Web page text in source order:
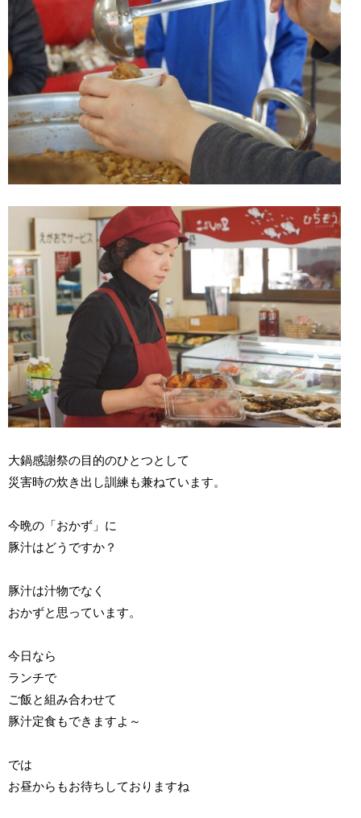
大鍋感謝祭の目的のひとつとして
災害時の炊き出し訓練も兼ねています。
今晩の「おかず」に
豚汁はどうですか？
豚汁は汁物でなく
おかずと思っています。
今日なら
ランチで
ご飯と組み合わせて
豚汁定食もできますよ～
では
お昼からもお待ちしておりますね